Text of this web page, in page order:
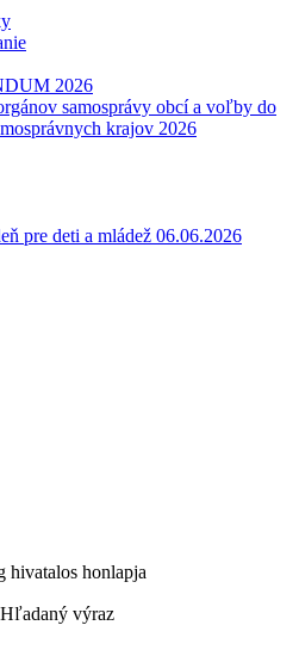
2026
samosprávy obcí a voľby do
krajov 2026
pre deti a mládež 06.06.2026
hivatalos honlapja
Hľadaný výraz